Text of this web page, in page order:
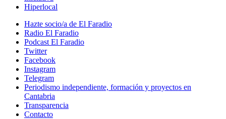
Hiperlocal
Hazte socio/a de El Faradio
Radio El Faradio
Podcast El Faradio
Twitter
Facebook
Instagram
Telegram
Periodismo independiente, formación y proyectos en
Cantabria
Transparencia
Contacto